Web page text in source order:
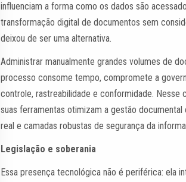
influenciam a forma como os dados são
transformação digital de documentos sem
deixou de ser uma alternativa.
Administrar manualmente grandes volumes de
processo consome tempo, compromete a
controle, rastreabilidade e conformidade. Nesse
suas ferramentas otimizam a gestão
real e camadas robustas de segurança da
Legislação e soberania
Essa presença tecnológica não é periférica: ela